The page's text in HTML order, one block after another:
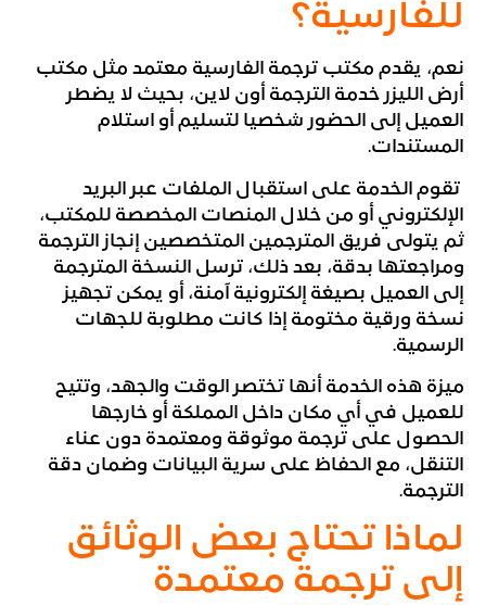
للفارسية؟
نعم، يقدم مكتب ترجمة الفارسية معتمد مثل مكتب
أرض الليزر خدمة الترجمة أون لاين، بحيث لا يضطر
العميل إلى الحضور شخصيا لتسليم أو استلام
المستندات.
تقوم الخدمة على استقبال الملفات عبر البريد
الإلكتروني أو من خلال المنصات المخصصة للمكتب،
ثم يتولى فريق المترجمين المتخصصين إنجاز الترجمة
ومراجعتها بدقة، بعد ذلك، ترسل النسخة المترجمة
إلى العميل بصيغة إلكترونية آمنة، أو يمكن تجهيز
نسخة ورقية مختومة إذا كانت مطلوبة للجهات
الرسمية.
ميزة هذه الخدمة أنها تختصر الوقت والجهد، وتتيح
للعميل في أي مكان داخل المملكة أو خارجها
الحصول على ترجمة موثوقة ومعتمدة دون عناء
التنقل، مع الحفاظ على سرية البيانات وضمان دقة
الترجمة.
لماذا تحتاج بعض الوثائق
إلى ترجمة معتمدة